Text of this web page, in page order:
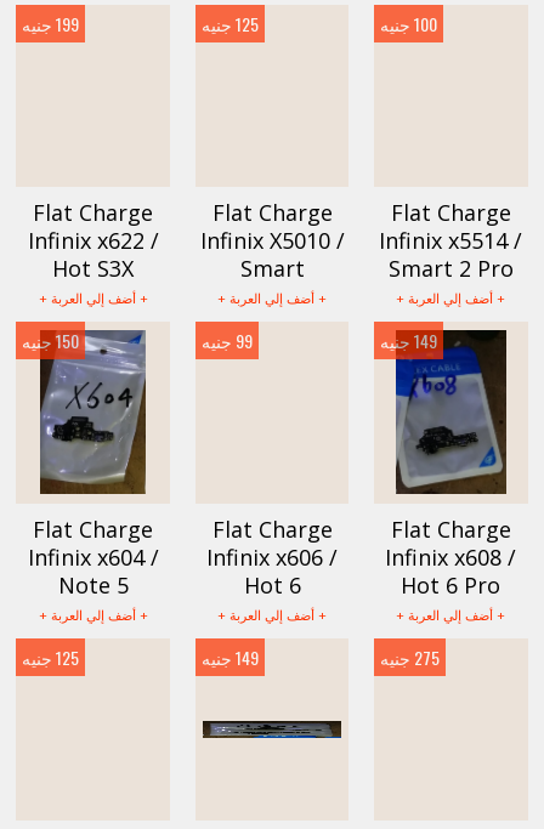
Flat Charge
Infinix x5514 /
Smart 2 Pro
+ أضف إلي العربة +
100 جنيه
Flat Charge
Infinix X5010 /
Smart
+ أضف إلي العربة +
125 جنيه
Flat Charge
Infinix x622 /
Hot S3X
+ أضف إلي العربة +
199 جنيه
Flat Charge
Infinix x608 /
Hot 6 Pro
+ أضف إلي العربة +
149 جنيه
Flat Charge
Infinix x606 /
Hot 6
+ أضف إلي العربة +
99 جنيه
Flat Charge
Infinix x604 /
Note 5
+ أضف إلي العربة +
150 جنيه
275 جنيه 149 جنيه 125 جنيه